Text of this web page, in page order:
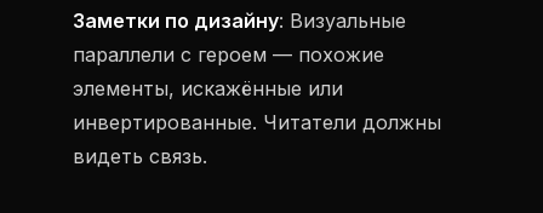
Заметки по дизайну: Визуальные
параллели с героем — похожие
элементы, искажённые или
инвертированные. Читатели должны
видеть связь.